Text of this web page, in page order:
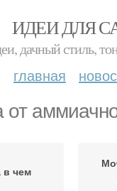
ИДЕИ ДЛЯ
дачный стиль,
главная
от
в чем